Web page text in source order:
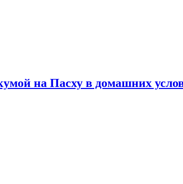
на Пасху в домашних